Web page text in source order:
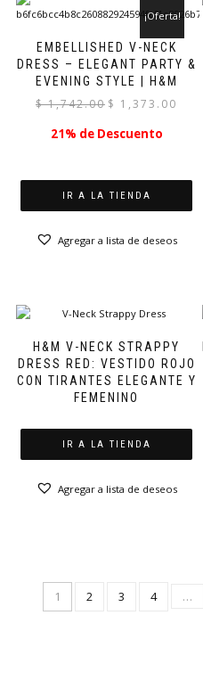
EMBELLISHED V-NECK
DRESS – ELEGANT PARTY &
EVENING STYLE | H&M
¡Oferta!
$1,742.00 El
original
$ 1,373.00
21% de Descuento
IR A LA TIENDA
Agregar a lista de deseos
H&M V-NECK STRAPPY
DRESS RED: VESTIDO ROJO
CON TIRANTES ELEGANTE Y
FEMENINO
IR A LA TIENDA
Agregar a lista de deseos
1 2 3 4 …